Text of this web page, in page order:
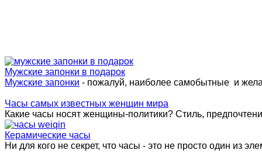
Мужские запонки в подарок
Мужские запонки - пожалуй, наиболее самобытные и
Часы самых известных женщин мира
Какие часы носят женщины-политики? Стиль,
Керамические часы
Ни для кого не секрет, что часы - это не просто один из